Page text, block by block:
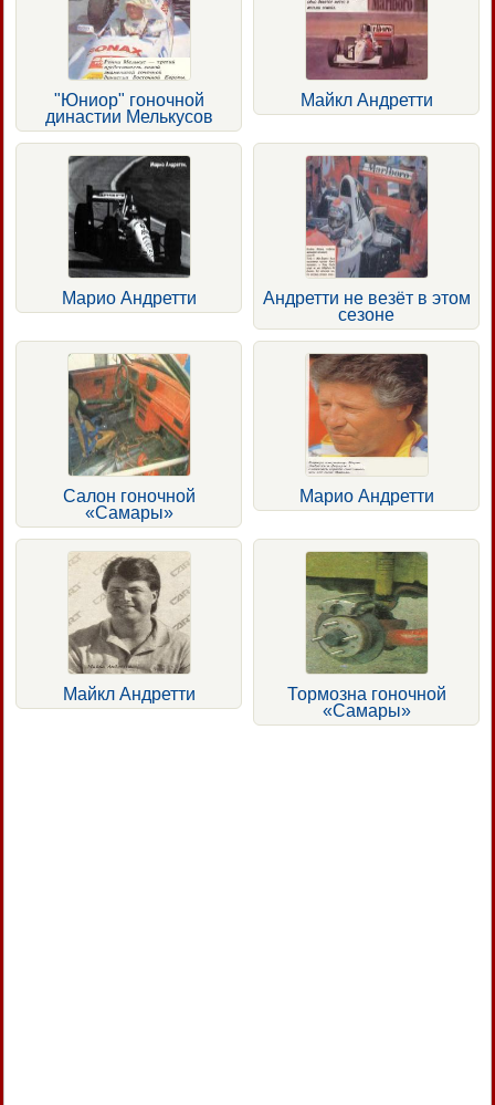
"Юниор" гоночной
династии Мелькусов
Майкл Андретти
Марио Андретти
Андретти не везёт в этом
сезоне
Салон гоночной
«Самары»
Марио Андретти
Майкл Андретти
Тормозна гоночной
«Самары»